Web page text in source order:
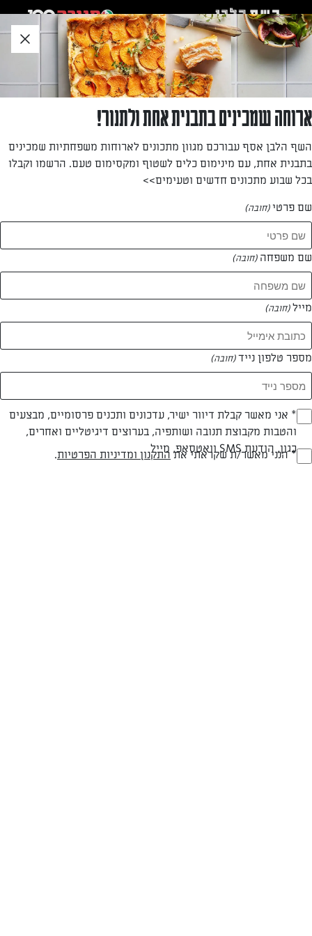
לאזור
תוכן
תחתון
Dana Terem
—
המתכונים של Dana Terem
1 מתכונים
ארוחה שמכינים בתבנית אחת ולתנור!
השף הלבן אסף עבורכם מגוון מתכונים לארוחות משפחתיות שמכינים
בתבנית אחת, עם מינימום כלים לשטוף ומקסימום טעם. הרשמו וקבלו
בכל שבוע מתכונים חדשים וטעימים>>
שם פרטי(חובה)
שם משפחה (חובה)
מייל(חובה)
מספר טלפון נייד(חובה)
(חובה)* אני מאשר קבלת דיוור ישיר, עדכונים ותכנים פרסומיים, מבצעים
והטבות מקבוצת תנובה ושותפיה, בערוצים דיגיטליים ואחרים,
כגון, הודעת SMS וואטסאפ, מייל(חובה)* הנני מאשר/ת שקראתי את התקנון ומדיניות הפרטיות.